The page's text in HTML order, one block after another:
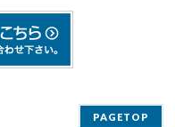
PAGETOP